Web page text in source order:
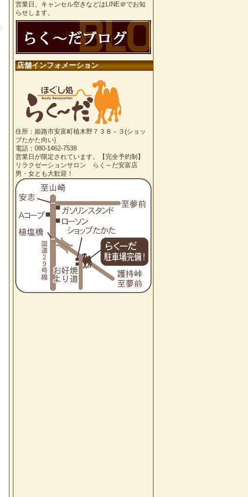
営業日、キャンセル空きなどはLINE＠でお知
らせします。
店舗インフォメーション
住所：姫路市安富町植木野７３８－３(ショッ
プたかた向い)
電話：080-1462-7538
営業日が限定されています。【完全予約制】
リラクゼーションサロン らく～だ安富店
男・女とも大歓迎！